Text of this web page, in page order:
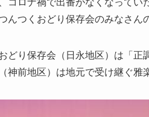
んつくおどり保存会のみなさん
り保存会（日永地区）は「正
神前地区）は地元で受け継ぐ雅